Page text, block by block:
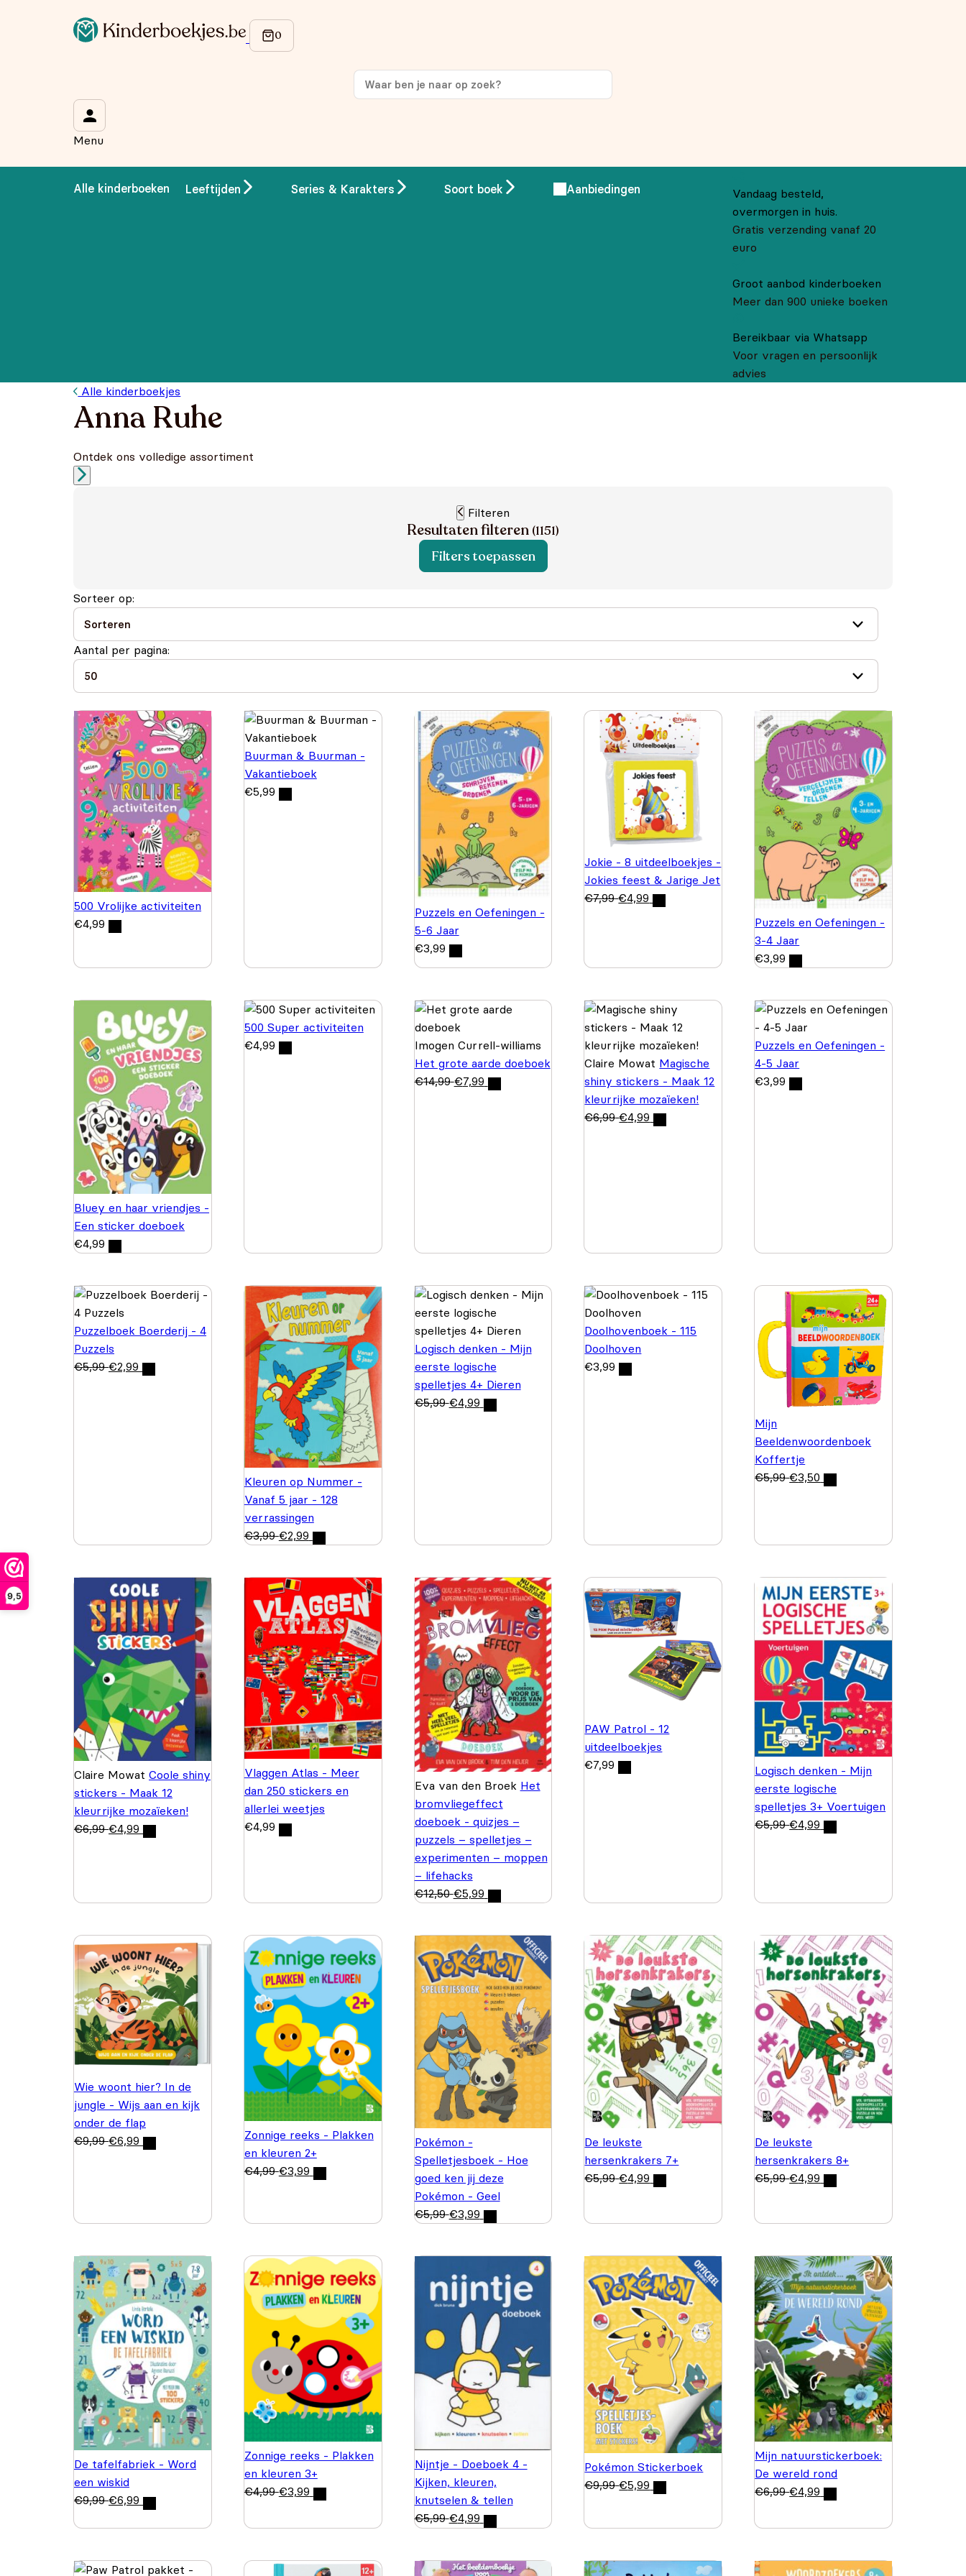
9,5
Menu
Alle kinderboeken Leeftijden Series & Karakters Soort boek Aanbiedingen
Vandaag besteld,
overmorgen in huis.
Gratis verzending vanaf 20
euro
Groot aanbod kinderboeken
Meer dan 900 unieke boeken
Bereikbaar via Whatsapp
Voor vragen en persoonlijk
advies
Alle kinderboekjes
Anna Ruhe
Ontdek ons volledige assortiment
Filteren
Resultaten filteren (1151)
Filters toepassen
Sorteer op:
Aantal per pagina:
500 Vrolijke activiteiten
€4,99
Buurman & Buurman -
Vakantieboek
€5,99
Puzzels en Oefeningen -
5-6 Jaar
€3,99
Jokie - 8 uitdeelboekjes -
Jokies feest & Jarige Jet
€7,99 €4,99
Puzzels en Oefeningen -
3-4 Jaar
€3,99
Bluey en haar vriendjes -
Een sticker doeboek
€4,99
500 Super activiteiten
€4,99
Imogen Currell-williams
Het grote aarde doeboek
€14,99 €7,99
Claire Mowat Magische
shiny stickers - Maak 12
kleurrijke mozaïeken!
€6,99 €4,99
Puzzels en Oefeningen -
4-5 Jaar
€3,99
Puzzelboek Boerderij - 4
Puzzels
€5,99 €2,99
Kleuren op Nummer -
Vanaf 5 jaar - 128
verrassingen
€3,99 €2,99
Logisch denken - Mijn
eerste logische
spelletjes 4+ Dieren
€5,99 €4,99
Doolhovenboek - 115
Doolhoven
€3,99
Mijn
Beeldenwoordenboek
Koffertje
€5,99 €3,50
Claire Mowat Coole shiny
stickers - Maak 12
kleurrijke mozaïeken!
€6,99 €4,99
Vlaggen Atlas - Meer
dan 250 stickers en
allerlei weetjes
€4,99
Eva van den Broek Het
bromvliegeffect
doeboek - quizjes –
puzzels – spelletjes –
experimenten – moppen
– lifehacks
€12,50 €5,99
PAW Patrol - 12
uitdeelboekjes
€7,99
Logisch denken - Mijn
eerste logische
spelletjes 3+ Voertuigen
€5,99 €4,99
Wie woont hier? In de
jungle - Wijs aan en kijk
onder de flap
€9,99 €6,99
Zonnige reeks - Plakken
en kleuren 2+
€4,99 €3,99
Pokémon -
Spelletjesboek - Hoe
goed ken jij deze
Pokémon - Geel
€5,99 €3,99
De leukste
hersenkrakers 7+
€5,99 €4,99
De leukste
hersenkrakers 8+
€5,99 €4,99
De tafelfabriek - Word
een wiskid
€9,99 €6,99
Zonnige reeks - Plakken
en kleuren 3+
€4,99 €3,99
Nijntje - Doeboek 4 -
Kijken, kleuren,
knutselen & tellen
€5,99 €4,99
Pokémon Stickerboek
€9,99 €5,99
Mijn natuurstickerboek:
De wereld rond
€6,99 €4,99